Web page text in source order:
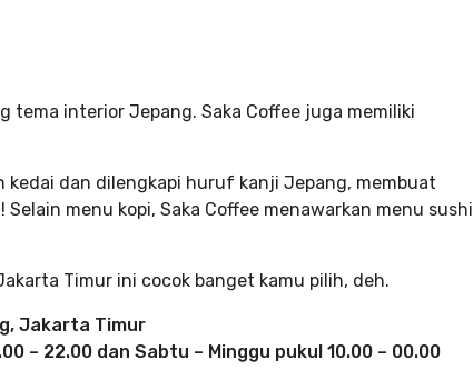
tema interior Jepang. Saka Coffee juga memiliki
kedai dan dilengkapi huruf kanji Jepang, membuat
menu kopi, Saka Coffee menawarkan menu sushi
Timur ini cocok banget kamu pilih, deh.
Jakarta Timur
– 22.00 dan Sabtu – Minggu pukul 10.00 – 00.00